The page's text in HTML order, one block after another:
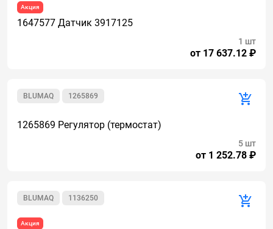
Акция
1647577 Датчик 3917125
от 17 637.12 ₽
1 шт
1265869
BLUMAQ
1265869 Регулятор (термостат)
от 1 252.78 ₽
5 шт
1136250
BLUMAQ
Акция